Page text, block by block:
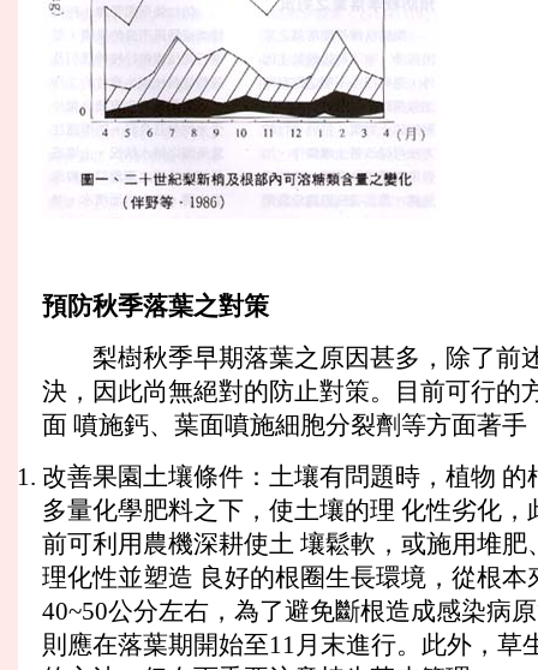
預防秋季落葉之對策
梨樹秋季早期落葉之原因甚多，除了前
決，因此尚無絕對的防止對策。目前可行的
面 噴施鈣、葉面噴施細胞分裂劑等方面著手
改善果園土壤條件：土壤有問題時，植物
多量化學肥料之下，使土壤的理 化性劣化
前可利用農機深耕使土 壤鬆軟，或施用堆
理化性並塑造 良好的根圈生長環境，從根
40~50公分左右，為了避免斷根造成感染病
則應在落葉期開始至11月末進行。此外，